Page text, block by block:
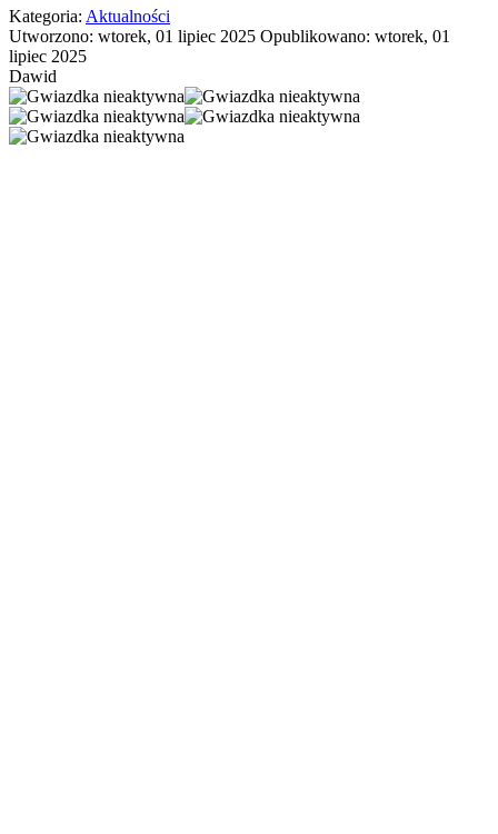
Kategoria: Aktualności
Utworzono: wtorek, 01 lipiec 2025 Opublikowano: wtorek, 01
lipiec 2025
Dawid